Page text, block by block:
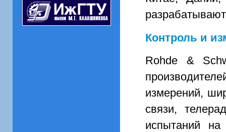
Контроль и
Rohde &
измерений,
связи,
испытаний